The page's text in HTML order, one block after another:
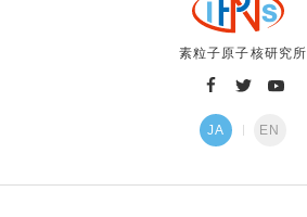
素粒子原子核研究所
JA EN